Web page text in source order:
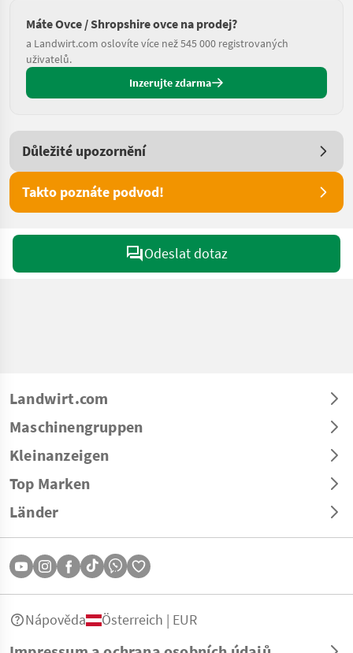
Máte Ovce / Shropshire ovce na prodej?
a Landwirt.com oslovíte více než 545 000 registrovaných
uživatelů.
Inzerujte zdarma
Důležité upozornění
Takto poznáte podvod!
Odeslat dotaz
Landwirt.com
Maschinengruppen
Kleinanzeigen
Top Marken
Länder
Nápověda Österreich | EUR